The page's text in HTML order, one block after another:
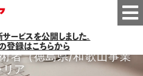
ービスを公開しました。
登録はこちらから
者（徳島県/和歌山事業
リア